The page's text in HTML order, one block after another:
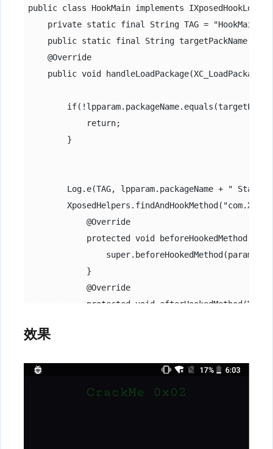
public class HookMain implements
    private static final String TAG = "HookMain";
public static final String targetPackName =
    @Override
public void
            return;
        }
Log.e(TAG, lpparam.packageName + "
            @Override
protected void
                super.beforeHookedMethod(param);
            }
            @Override
protected void
Context context =
Toast.makeText(context,
copyTextToClipboard(passWord,
效果